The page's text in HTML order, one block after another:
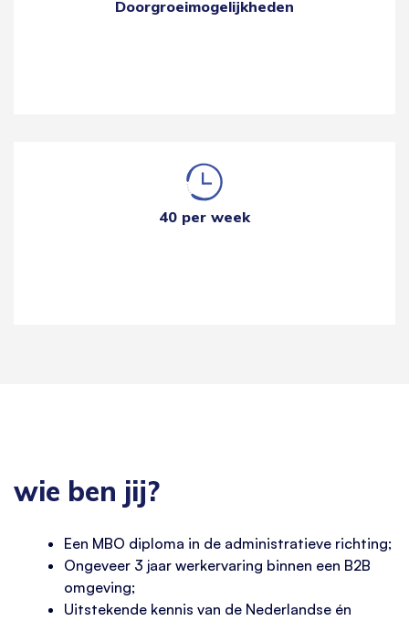
Doorgroeimogelijkheden
40 per week
wie ben jij?
Een MBO diploma in de administratieve richting;
Ongeveer 3 jaar werkervaring binnen een B2B
omgeving;
Uitstekende kennis van de Nederlandse én